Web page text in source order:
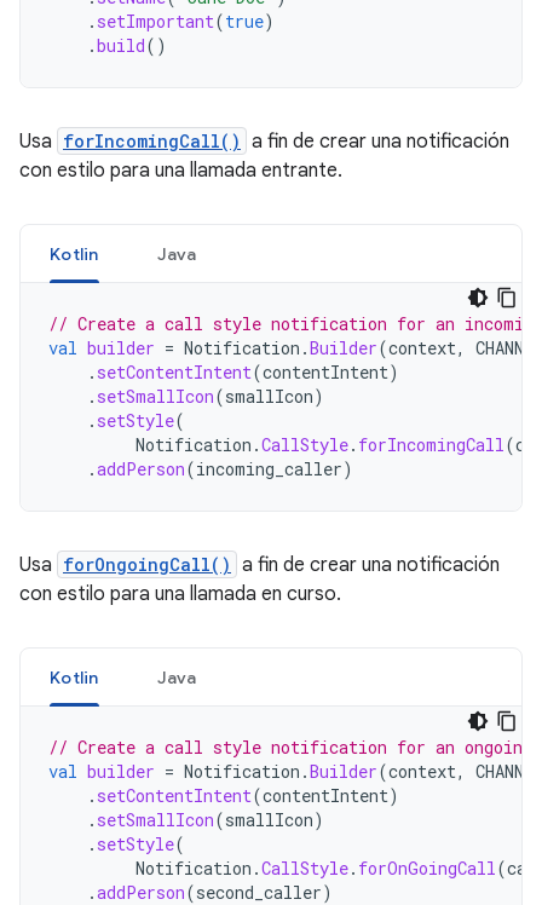
. setImportant(true)
.build()
Usa forIncomingCall() a fin de crear una notificación
con estilo para una llamada entrante.
Kotlin Java
// Create a call style notification for an
val builder = Notification .Builder(context,
. setContentIntent(contentIntent)
. setSmallIcon(smallIcon)
. setStyle(
Notification .CallStyle. forIncomingCall (
.addPerson(incoming_caller)
Usa forOngoingCall() a fin de crear una notificación
con estilo para una llamada en curso.
Kotlin Java
// Create a call style notification for an
val builder = Notification .Builder(context,
. setContentIntent(contentIntent)
. setSmallIcon(smallIcon)
. setStyle(
Notification .CallStyle. forOnGoingCall (
.addPerson(second_caller)